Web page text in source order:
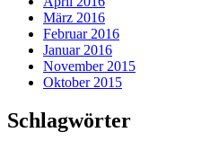
März 2016
Februar 2016
Januar 2016
November 2015
Oktober 2015
Schlagwörter